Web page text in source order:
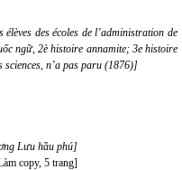
des écoles de l’administration de
ngữ, 2è histoire annamite; 3e histoire
n’a pas paru (1876)]
Lưu hầu phú]
copy, 5 trang]